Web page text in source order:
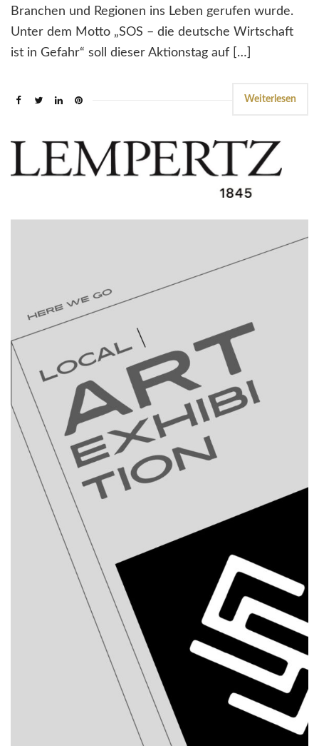
Branchen und Regionen ins Leben gerufen wurde.
Unter dem Motto „SOS – die deutsche Wirtschaft
ist in Gefahr“ soll dieser Aktionstag auf […]
Weiterlesen